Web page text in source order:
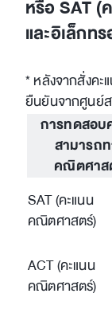
หรือ SAT
และอิเล็กท
* หลังจากสั่งค
ยืนยันจากศูนย์
การทดสอบ
สามารถ
คณิตศาส
SAT (คะแนน
คณิตศาสตร์)
ACT (คะแนน
คณิตศาสตร์)